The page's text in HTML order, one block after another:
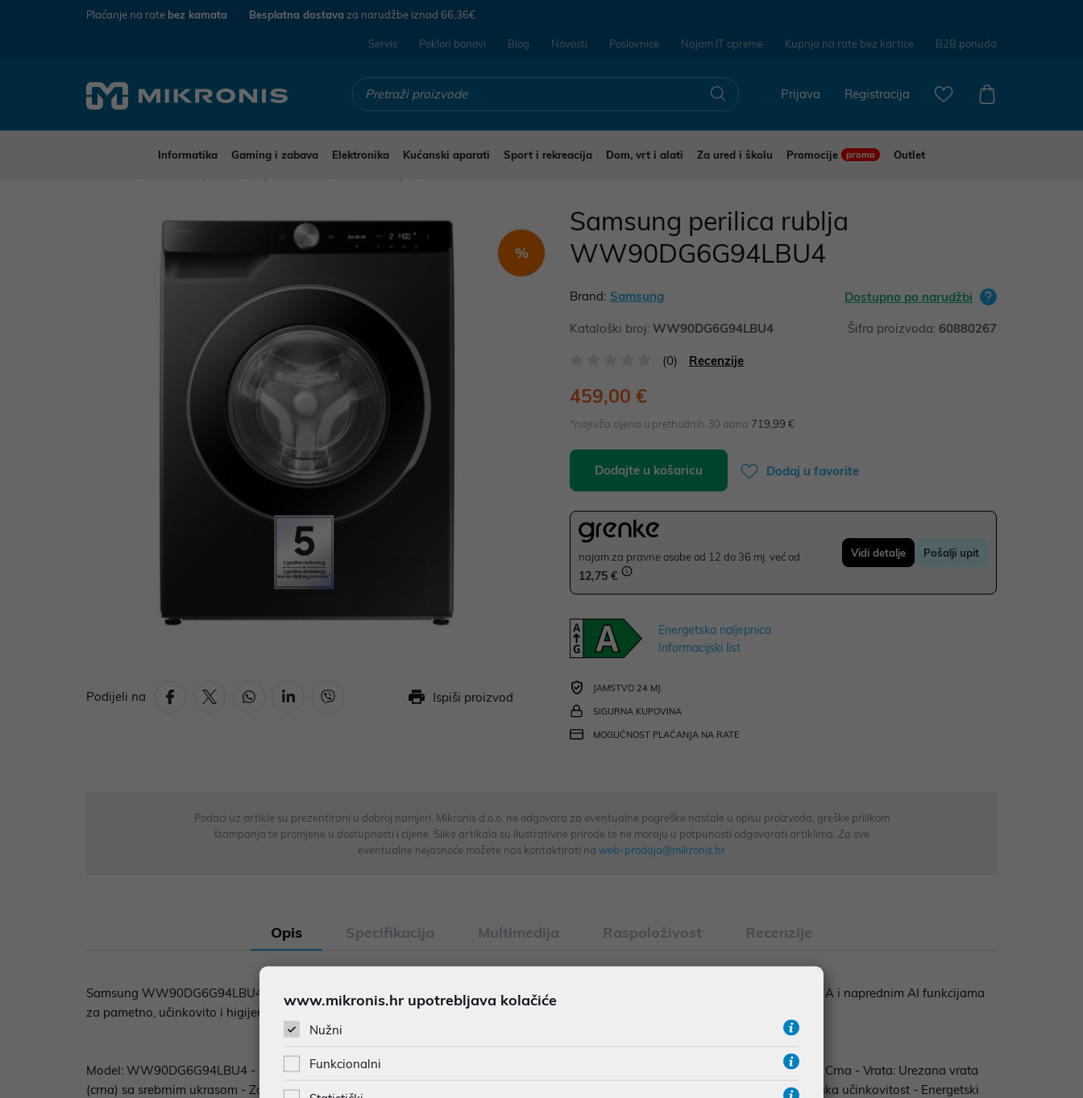
Plaćanje na rate bez kamata Besplatna dostava za narudžbe iznad 66,36€
Servis Poklon bonovi Blog Novosti Poslovnice Najam IT opreme Kupnja na rate bez kartice B2B ponuda
Registracija
Prijava
Informatika Gaming i zabava Elektronika Kućanski aparati Sport i rekreacija Dom, vrt i alati Za ured i školu Promocije promo
Outlet
%
Podijeli na Ispiši proizvod
Samsung perilica rublja
WW90DG6G94LBU4
Brand: Samsung Dostupno po narudžbi
Kataloški broj: WW90DG6G94LBU4 Šifra proizvoda: 60880267
(0) Recenzije
459,00 €
*najniža cijena u prethodnih 30 dana 719,99 €
Dodajte u košaricu Dodaj u favorite
najam za pravne osobe od 12 do 36 mj. već od
12,75 €
Vidi detalje Pošalji upit
Energetska naljepnica
Informacijski list
JAMSTVO 24 MJ.
SIGURNA KUPOVINA
MOGUĆNOST PLAĆANJA NA RATE
Podaci uz artikle su prezentirani u dobroj namjeri. Mikronis d.o.o. ne odgovara za eventualne pogreške nastale u opisu proizvoda, greške prilikom
štampanja te promjene u dostupnosti i cijene. Slike artikala su ilustrativne prirode te ne moraju u potpunosti odgovarati artiklima. Za sve
eventualne nejasnoće možete nas kontaktirati na web-prodaja@mikronis.hr
Opis Specifikacija Multimedija Raspoloživost Recenzije
Samsung WW90DG6G94LBU4 je perilica rublja s prednjim punjenjem iz serije WW6100D, kapaciteta 9 kg, s energetskim razredom A i naprednim AI funkcijama
za pametno, učinkovito i higijensko pranje.
Model: WW90DG6G94LBU4 - Serija: WW6100D - Vrsta: Perilica rublja s prednjim punjenjem - Kapacitet pranja: 9 kg - Boja kućišta: Crna - Vrata: Urezana vrata
(crna) sa srebrnim ukrasom - Zaslon: AI Control LED zaslon - Dimenzije (ŠxVxD): 600 × 850 × 480 mm - Neto težina: 59 kg ? Energetska učinkovitost - Energetski
www.mikronis.hr upotrebljava kolačiće
Nužni
Funkcionalni